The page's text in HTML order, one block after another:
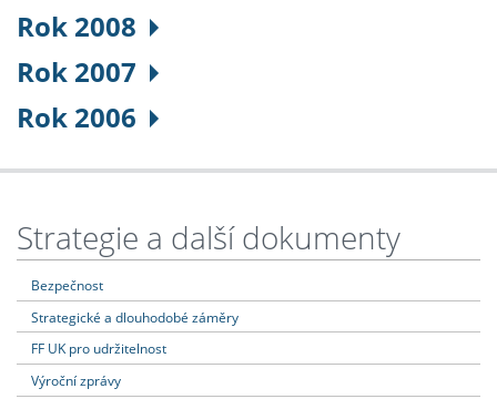
Rok 2008
Rok 2007
Rok 2006
Strategie a další dokumenty
Bezpečnost
Strategické a dlouhodobé záměry
FF UK pro udržitelnost
Výroční zprávy